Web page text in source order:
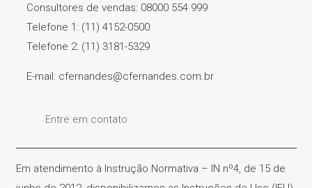
Consultores de vendas: 08000 554 999
Telefone 1: (11) 4152-0500
Telefone 2: (11) 3181-5329
E-mail: cfernandes@cfernandes.com.br
Entre em contato
Em atendimento à Instrução Normativa – IN nº4, de 15 de